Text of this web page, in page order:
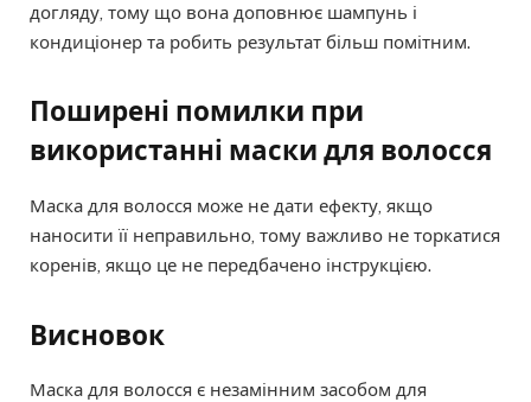
догляду, тому що вона доповнює шампунь і
кондиціонер та робить результат більш помітним.
Поширені помилки при
використанні маски для волосся
Маска для волосся може не дати ефекту, якщо
наносити її неправильно, тому важливо не торкатися
коренів, якщо це не передбачено інструкцією.
Висновок
Маска для волосся є незамінним засобом для